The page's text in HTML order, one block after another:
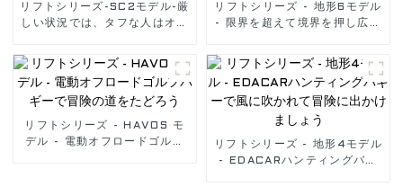
リフトシリーズ-SC2モデル-厳
しい状況では、タフな人はオフ
動ユーティリティビークルで作
業します。
リフトシリーズ - 地形6モデル
- 限界を超えて境界を押し広げ
ングカートでオフロード走行を
楽しもう
リフトシリーズ - HAVOS モ
デル - 電動オフロードゴルフ
リフトシリーズ - 地形4モデル
- EDACARハンティングバギ